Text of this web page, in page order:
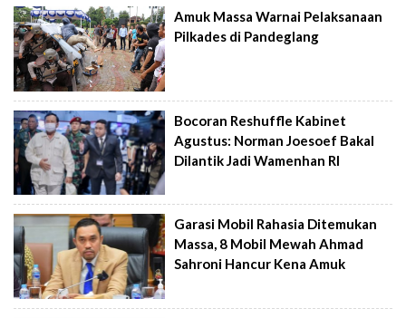
Amuk Massa Warnai Pelaksanaan
Pilkades di Pandeglang
Bocoran Reshuffle Kabinet
Agustus: Norman Joesoef Bakal
Dilantik Jadi Wamenhan RI
Garasi Mobil Rahasia Ditemukan
Massa, 8 Mobil Mewah Ahmad
Sahroni Hancur Kena Amuk